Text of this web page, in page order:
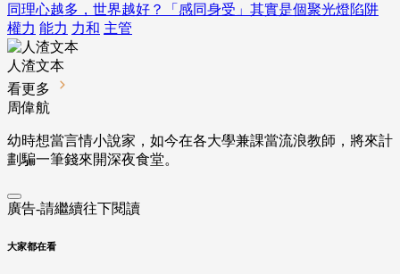
同理心越多，世界越好？「感同身受」其實是個聚光燈陷阱
權力 能力 力和 主管
人渣文本
看更多
周偉航
幼時想當言情小說家，如今在各大學兼課當流浪教師，將來計
劃騙一筆錢來開深夜食堂。
廣告-請繼續往下閱讀
大家都在看